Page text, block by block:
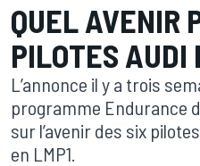
QUEL AVENIR
PILOTES AUDI
L’annonce il y a trois
programme Endurance
sur l’avenir des six
en LMP1.